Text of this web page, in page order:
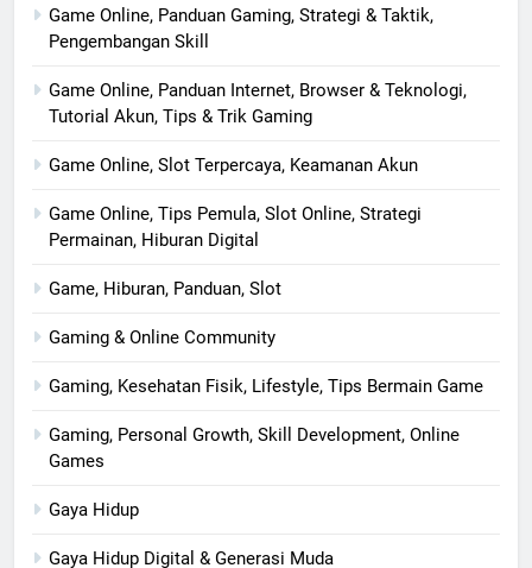
Game Online, Panduan Gaming, Strategi & Taktik,
Pengembangan Skill
Game Online, Panduan Internet, Browser & Teknologi,
Tutorial Akun, Tips & Trik Gaming
Game Online, Slot Terpercaya, Keamanan Akun
Game Online, Tips Pemula, Slot Online, Strategi
Permainan, Hiburan Digital
Game, Hiburan, Panduan, Slot
Gaming & Online Community
Gaming, Kesehatan Fisik, Lifestyle, Tips Bermain Game
Gaming, Personal Growth, Skill Development, Online
Games
Gaya Hidup
Gaya Hidup Digital & Generasi Muda